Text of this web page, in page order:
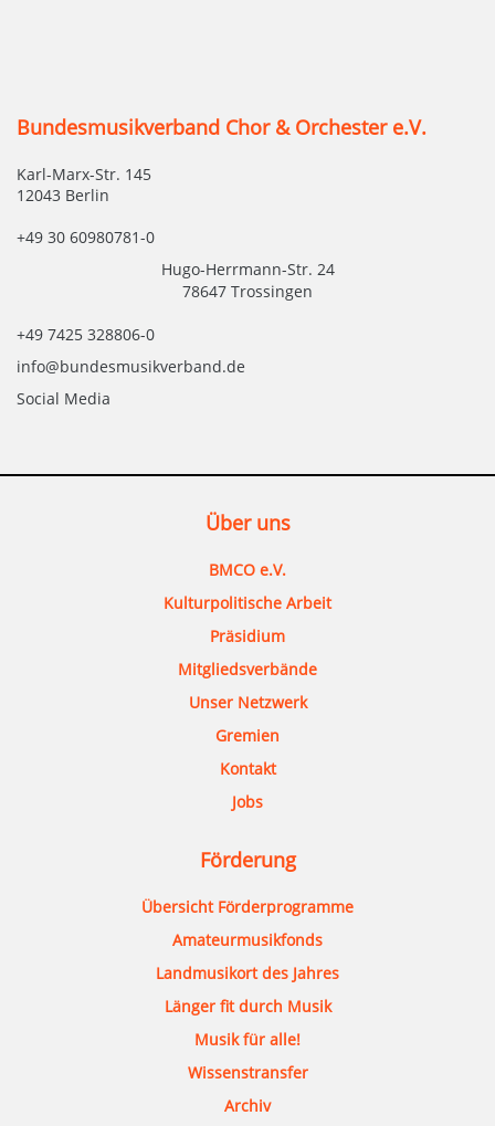
Bundesmusikverband Chor & Orchester e.V.
Karl-Marx-Str. 145
12043 Berlin
+49 30 60980781-0
Hugo-Herrmann-Str. 24
78647 Trossingen
+49 7425 328806-0
info@bundesmusikverband.de
Social Media
Über uns
BMCO e.V.
Kulturpolitische Arbeit
Präsidium
Mitgliedsverbände
Unser Netzwerk
Gremien
Kontakt
Jobs
Förderung
Übersicht Förderprogramme
Amateurmusikfonds
Landmusikort des Jahres
Länger fit durch Musik
Musik für alle!
Wissenstransfer
Archiv